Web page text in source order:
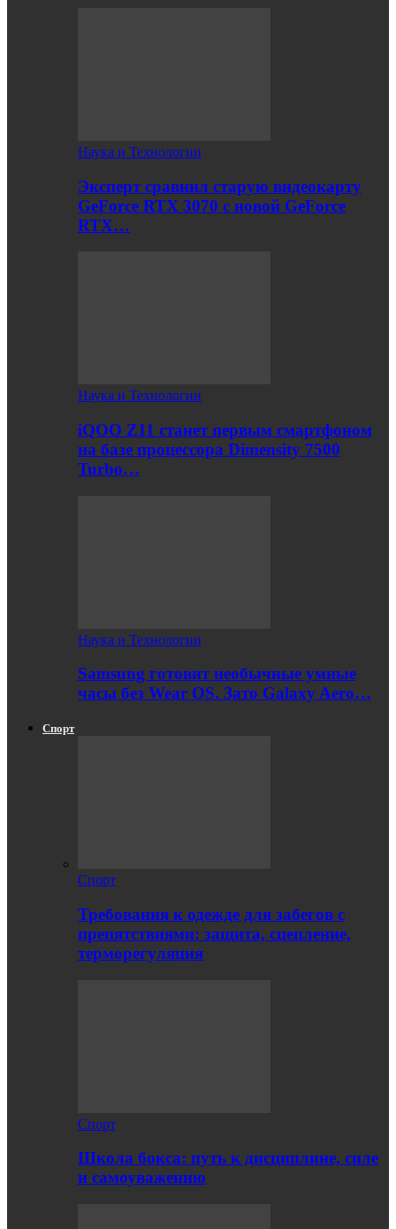
Наука и Технологии
Эксперт сравнил старую видеокарту
GeForce RTX 3070 с новой GeForce
RTX…
Наука и Технологии
iQOO Z11 станет первым смартфоном
на базе процессора Dimensity 7500
Turbo…
Наука и Технологии
Samsung готовит необычные умные
часы без Wear OS. Зато Galaxy Aero…
Спорт
Спорт
Требования к одежде для забегов с
препятствиями: защита, сцепление,
терморегуляция
Спорт
Школа бокса: путь к дисциплине, силе
и самоуважению